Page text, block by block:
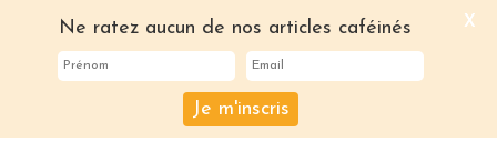
Ne ratez aucun de nos articles caféinés
Je m'inscris
X